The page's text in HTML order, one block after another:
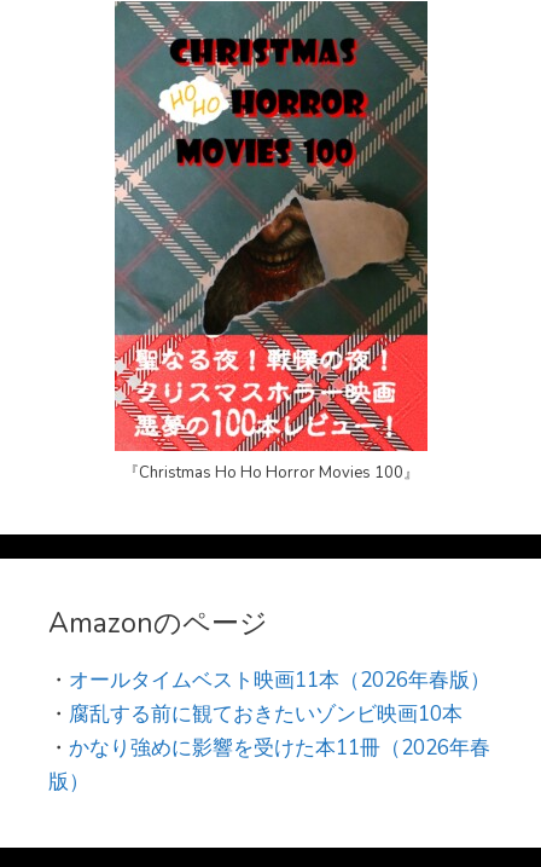
『Christmas Ho Ho Horror Movies 100』
Amazonのページ
・ オールタイムベスト映画11本（2026年春版）
・ 腐乱する前に観ておきたいゾンビ映画10本
・ かなり強めに影響を受けた本11冊（2026年春
版）